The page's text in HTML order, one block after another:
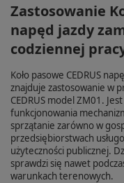
Zastosowanie
napęd jazdy
codziennej
Koło pasowe CEDRUS
znajduje zastosowanie w
CEDRUS model ZM01.
funkcjonowania
sprzątanie zarówno w
przedsiębiorstwach
użyteczności publicznej.
sprawdzi się nawet
warunkach terenowych.